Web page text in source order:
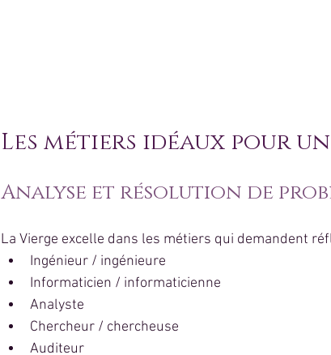
Les métiers idéaux pour
Analyse et résolution de
La Vierge excelle dans les métiers qui demandent
Ingénieur / ingénieure
Informaticien / informaticienne
Analyste
Chercheur / chercheuse
Auditeur